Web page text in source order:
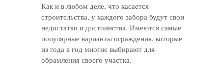
Как и в любом деле, что касается
строительства, у каждого забора будут свои
недостатки и достоинства. Имеются самые
популярные варианты ограждения, которые
из года в год многие выбирают для
обрамления своего участка.